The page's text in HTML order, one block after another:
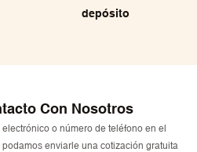
depósito
Con Nosotros
o número de teléfono en el
enviarle una cotización gratuita